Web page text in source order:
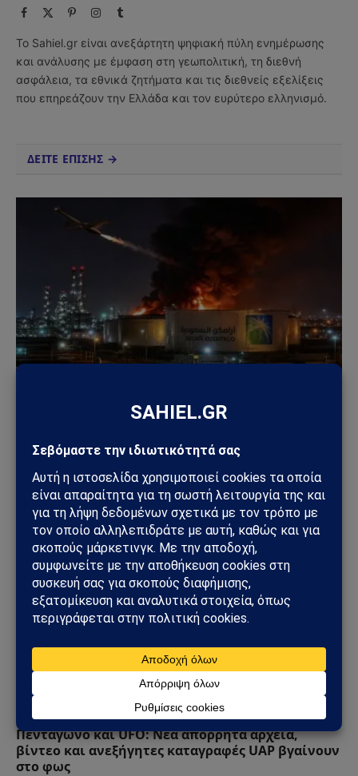
Facebook PinterestInstagram
Tumblr
Το Sahiel.gr είναι ανεξάρτητη ψηφιακή πύλη ενημέρωσης
και ανάλυσης με έμφαση στη γεωπολιτική, τη διεθνή
ασφάλεια, τα εθνικά ζητήματα και τις διεθνείς εξελίξεις
που επηρεάζουν την Ελλάδα και τον ευρύτερο ελληνισμό.
ΔΕΙΤΕ ΕΠΙΣΗΣ →
Χούθι χτύπησαν την ενεργειακή καρδιά της
Σαουδικής Αραβίας – Επίθεση με drone στο
διυλιστήριο της Aramco στην Τζαζάν
09/08/2026
Πεντάγωνο και UFO: Νέα απόρρητα αρχεία,
βίντεο και ανεξήγητες καταγραφές UAP βγαίνουν
στο φως